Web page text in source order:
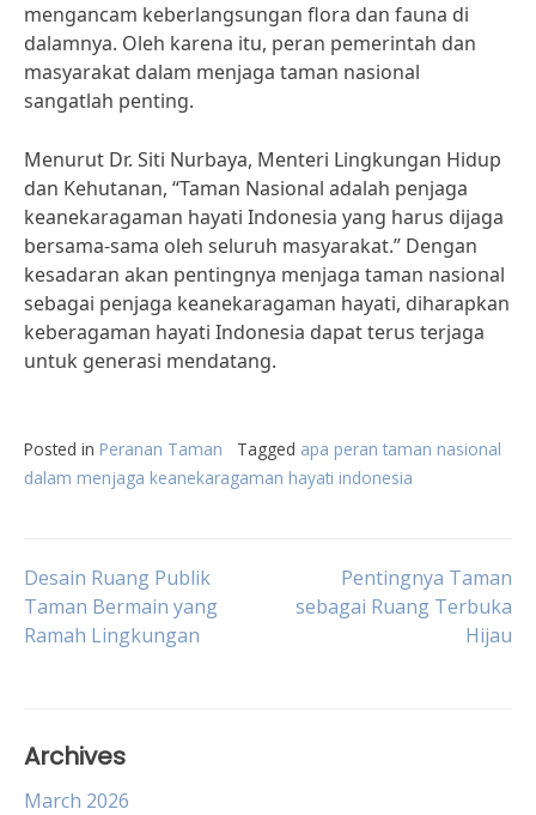
mengancam keberlangsungan flora dan fauna di
dalamnya. Oleh karena itu, peran pemerintah dan
masyarakat dalam menjaga taman nasional
sangatlah penting.
Menurut Dr. Siti Nurbaya, Menteri Lingkungan Hidup
dan Kehutanan, “Taman Nasional adalah penjaga
keanekaragaman hayati Indonesia yang harus dijaga
bersama-sama oleh seluruh masyarakat.” Dengan
kesadaran akan pentingnya menjaga taman nasional
sebagai penjaga keanekaragaman hayati, diharapkan
keberagaman hayati Indonesia dapat terus terjaga
untuk generasi mendatang.
Posted in Peranan Taman Tagged apa peran taman nasional
dalam menjaga keanekaragaman hayati indonesia
Post
navigation
Desain Ruang Publik
Taman Bermain yang
Ramah Lingkungan
Pentingnya Taman
sebagai Ruang Terbuka
Hijau
Archives
March 2026